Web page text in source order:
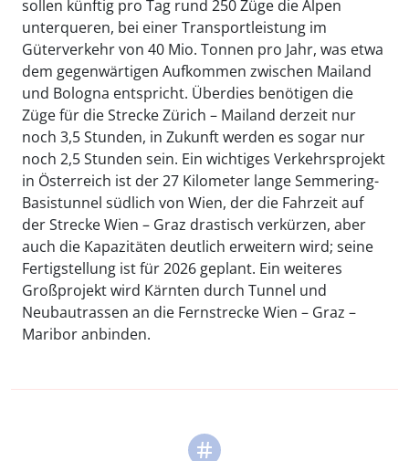
sollen künftig pro Tag rund 250 Züge die Alpen
unterqueren, bei einer Transportleistung im
Güterverkehr von 40 Mio. Tonnen pro Jahr, was etwa
dem gegenwärtigen Aufkommen zwischen Mailand
und Bologna entspricht. Überdies benötigen die
Züge für die Strecke Zürich – Mailand derzeit nur
noch 3,5 Stunden, in Zukunft werden es sogar nur
noch 2,5 Stunden sein. Ein wichtiges Verkehrsprojekt
in Österreich ist der 27 Kilometer lange Semmering-
Basistunnel südlich von Wien, der die Fahrzeit auf
der Strecke Wien – Graz drastisch verkürzen, aber
auch die Kapazitäten deutlich erweitern wird; seine
Fertigstellung ist für 2026 geplant. Ein weiteres
Großprojekt wird Kärnten durch Tunnel und
Neubautrassen an die Fernstrecke Wien – Graz –
Maribor anbinden.